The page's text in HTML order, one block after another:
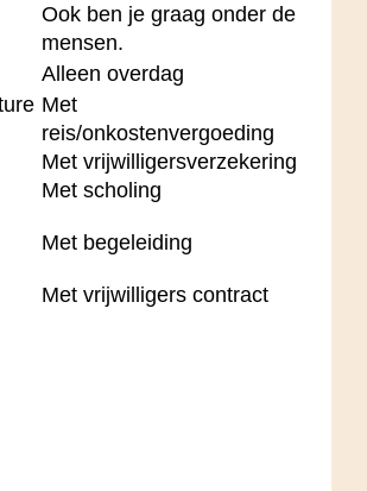
Ook ben je graag onder de
mensen.
Alleen overdag
Met
reis/onkostenvergoeding
Met vrijwilligersverzekering
Met scholing
Met begeleiding
Met vrijwilligers contract